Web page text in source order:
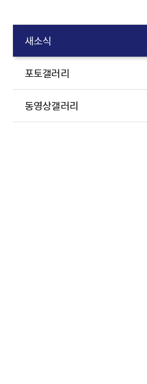
새소식
포토갤러리
동영상갤러리